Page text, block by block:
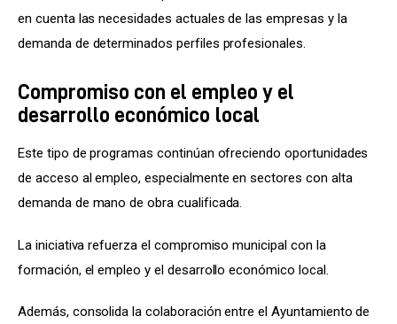
en cuenta las necesidades actuales de las empresas y la
demanda de determinados perfiles profesionales.
Compromiso con el empleo y el
desarrollo económico local
Este tipo de programas continúan ofreciendo oportunidades
de acceso al empleo, especialmente en sectores con alta
demanda de mano de obra cualificada.
La iniciativa refuerza el compromiso municipal con la
formación, el empleo y el desarrollo económico local.
Además, consolida la colaboración entre el Ayuntamiento de